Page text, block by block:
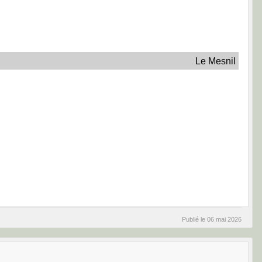
Le Mesnil
Publié le 06 mai 2026